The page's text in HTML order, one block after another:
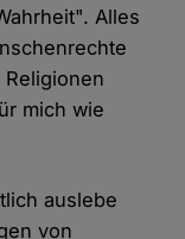
Alles
mich wie
auslebe
von